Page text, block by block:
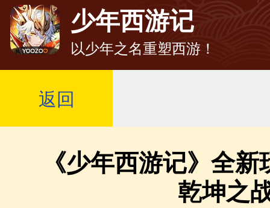
少年西游记
以少年之名重塑西游！
返回
《少年西游记》全
乾坤之